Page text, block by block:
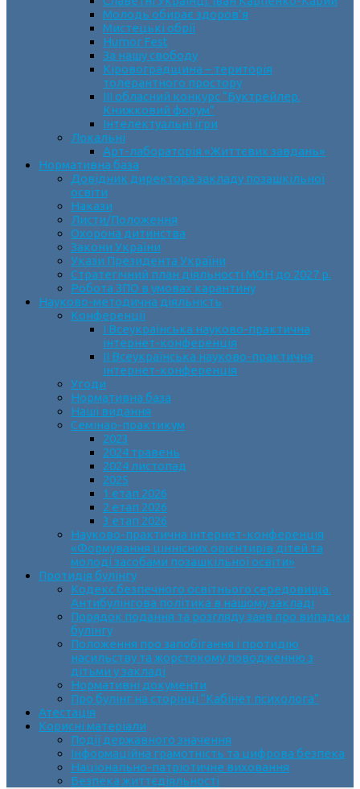
Молодь обирає здоров’я
Мистецькі обрії
Humor Fest
За нашу свободу
Кіровоградщина – територія
толерантного простору
ІII обласний конкурс “Буктрейлер.
Книжковий форум”
Інтелектуальні ігри
Локальні
Арт-лабораторія «Життєвих завдань»
Нормативна база
Довідник директора закладу позашкільної
освіти
Накази
Листи/Положення
Охорона дитинства
Закони України
Укази Президента України
Стратегічний план діяльності МОН до 2027 р.
Робота ЗПО в умовах карантину
Науково-методична діяльність
Конференції
І Всеукраїнська науково-практична
інтернет-конференція
ІІ Всеукраїнська науково-практична
інтернет-конференція
Угоди
Нормативна база
Наші видання
Семінар-практикум
2023
2024 травень
2024 листопад
2025
1 етап 2026
2 етап 2026
3 етап 2026
Науково-практична інтернет-конференція
«Формування ціннісних орієнтирів дітей та
молоді засобами позашкільної освіти»
Протидія булінгу
Кодекс безпечного освітнього середовища.
Антибулінгова політика в нашому закладі
Порядок подання та розгляду заяв про випадки
булінгу
Положення про запобігання і протидію
насильству та жорстокому поводженню з
дітьми у закладі
Нормативні документи
Про булінг на сторінці “Кабінет психолога”
Атестація
Корисні матеріали
Події державного значення
Інформаційна грамотність та цифрова безпека
Національно-патріотичне виховання
Безпека життєдіяльності